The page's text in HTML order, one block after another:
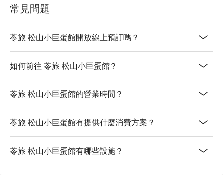
常見問題
苓旅 松山小巨蛋館開放線上預訂嗎？
如何前往 苓旅 松山小巨蛋館？
苓旅 松山小巨蛋館的營業時間？
苓旅 松山小巨蛋館有提供什麼消費方案？
苓旅 松山小巨蛋館有哪些設施？